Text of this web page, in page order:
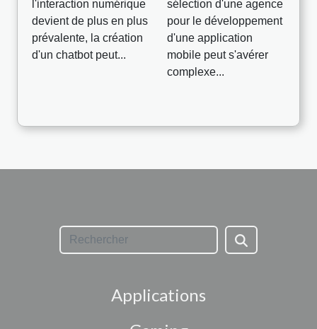
l'interaction numérique
devient de plus en plus
prévalente, la création
d'un chatbot peut...
sélection d'une agence
pour le développement
d'une application
mobile peut s'avérer
complexe...
Applications